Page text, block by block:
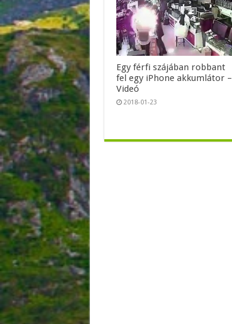
Egy férfi szájában robbant
fel egy iPhone akkumlátor –
Videó
2018-01-23